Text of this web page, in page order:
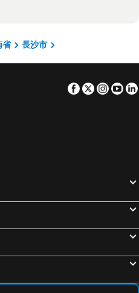
省
長沙市
Facebook
Twitter